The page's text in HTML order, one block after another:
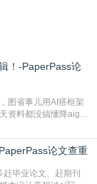
！-PaperPass论
图省事儿用AI搭框架
资料都没搞懂降aigc
，对相关要求摸不
的新需求，核心是为
论文查重
毕业论文、赶期刊